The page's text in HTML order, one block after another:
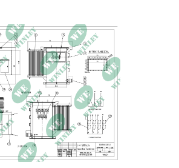
10789파운드